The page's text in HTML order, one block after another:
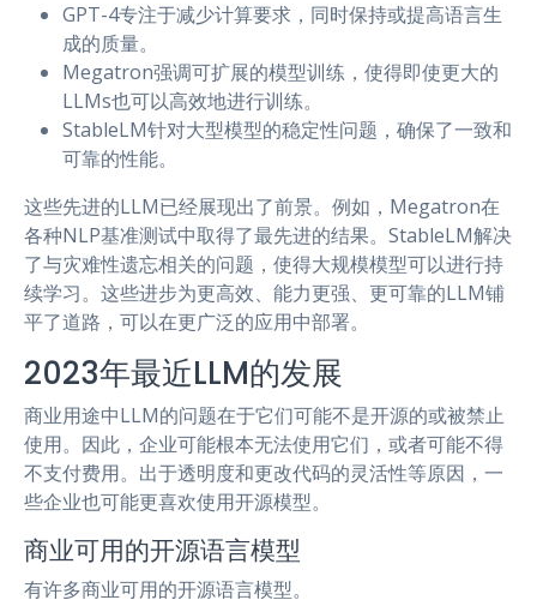
GPT-4专注于减少计算要求，同时保持或提高语言生
成的质量。
Megatron强调可扩展的模型训练，使得即使更大的
LLMs也可以高效地进行训练。
StableLM针对大型模型的稳定性问题，确保了一致和
可靠的性能。
这些先进的LLM已经展现出了前景。例如，Megatron在
各种NLP基准测试中取得了最先进的结果。StableLM解决
了与灾难性遗忘相关的问题，使得大规模模型可以进行持
续学习。这些进步为更高效、能力更强、更可靠的LLM铺
平了道路，可以在更广泛的应用中部署。
2023年最近LLM的发展
商业用途中LLM的问题在于它们可能不是开源的或被禁止
使用。因此，企业可能根本无法使用它们，或者可能不得
不支付费用。出于透明度和更改代码的灵活性等原因，一
些企业也可能更喜欢使用开源模型。
商业可用的开源语言模型
有许多商业可用的开源语言模型。